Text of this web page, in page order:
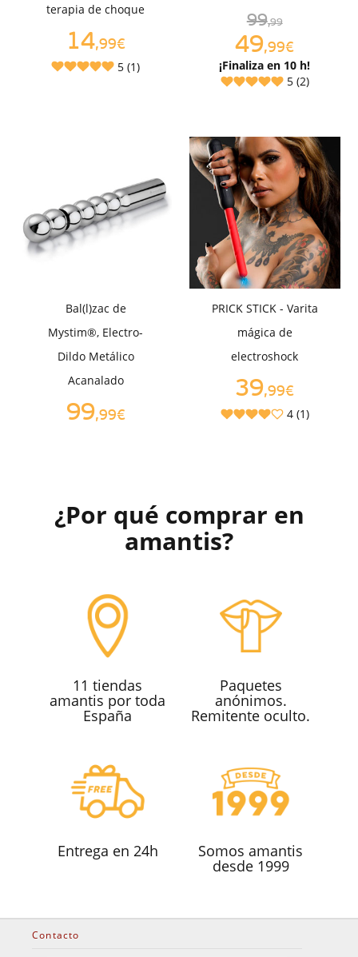
terapia de choque
14,99€
5 (1)
99,99
49,99€
¡Finaliza en 10 h!
5 (2)
Bal(l)zac de
Mystim®, Electro-
Dildo Metálico
Acanalado
99,99€
PRICK STICK - Varita
mágica de
electroshock
39,99€
4 (1)
¿Por qué comprar en
amantis?
11 tiendas
amantis por toda
España
Paquetes
anónimos.
Remitente oculto.
Entrega en 24h Somos amantis
desde 1999
Contacto